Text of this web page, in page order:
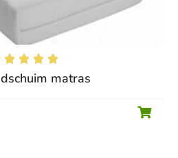
   
matras